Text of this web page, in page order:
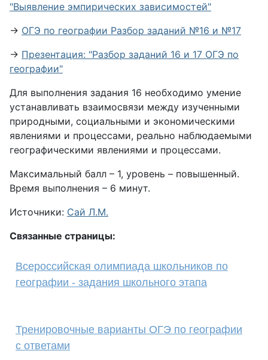
"Выявление эмпирических зависимостей"
→ ОГЭ по географии Разбор заданий №16 и №17
→ Презентация: "Разбор заданий 16 и 17 ОГЭ по
географии"
Для выполнения задания 16 необходимо умение
устанавливать взаимосвязи между изученными
природными, социальными и экономическими
явлениями и процессами, реально наблюдаемыми
географическими явлениями и процессами.
Максимальный балл – 1, уровень – повышенный.
Время выполнения – 6 минут.
Источники: Сай Л.М.
Связанные страницы:
Всероссийская олимпиада школьников по
географии - задания школьного этапа
Тренировочные варианты ОГЭ по географии
с ответами